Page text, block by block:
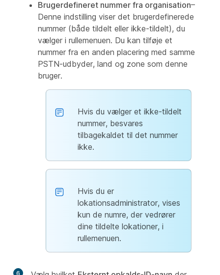
Brugerdefineret nummer fra organisation–
Denne indstilling viser det brugerdefinerede
nummer (både tildelt eller ikke-tildelt), du
vælger i rullemenuen. Du kan tilføje et
nummer fra en anden placering med samme
PSTN-udbyder, land og zone som denne
bruger.
Hvis du vælger et ikke-tildelt
nummer, besvares
tilbagekaldet til det nummer
ikke.
Hvis du er
lokationsadministrator, vises
kun de numre, der vedrører
dine tildelte lokationer, i
rullemenuen.
6